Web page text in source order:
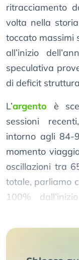
ritracciamento
volta nella
toccato massimi
all’inizio
speculativa
di deficit
L’argento è
sessioni
intorno agli 84-
momento
oscillazioni tra
totale, parliamo
100%